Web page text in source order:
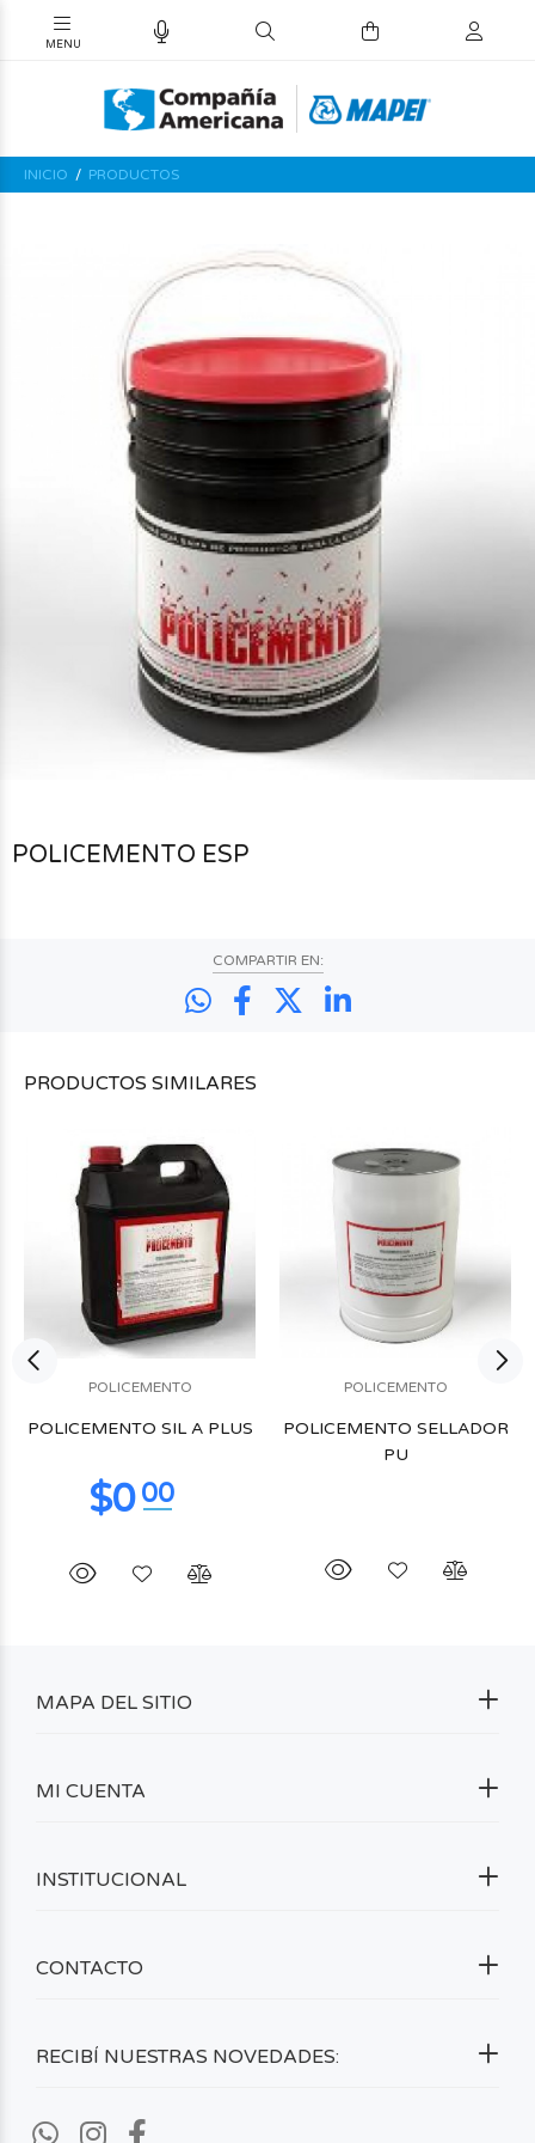
INICIO PRODUCTOS
POLICEMENTO ESP
COMPARTIR EN:
PRODUCTOS SIMILARES
POLICEMENTO
POLICEMENTO SIL A PLUS
POLICEMENTO
POLICEMENTO SELLADOR
PU
RECIBÍ NUESTRAS NOVEDADES:
MAPA DEL SITIO
MI CUENTA
INSTITUCIONAL
CONTACTO